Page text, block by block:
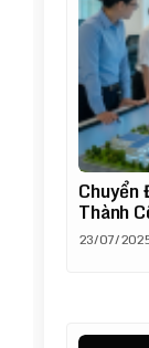
Chuyển
Thành
23/07/